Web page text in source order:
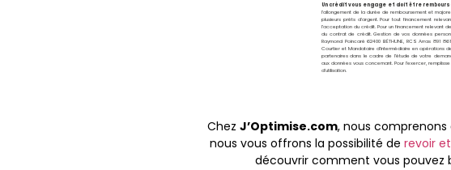
Un crédit vous engage et doit être
l’allongement de la durée de remboursement et
plusieurs prêts d’argent. Pour tout financement
l’acceptation du crédit. Pour un financement relevant
du contrat de crédit. Gestion de vos données
Raymond Poincaré 62400 BÉTHUNE, RCS Arras 891
Courtier et Mandataire d’intermédiaire en opérations
partenaires dans le cadre de l’étude de votre
aux données vous concernant. Pour l’exercer,
d’utilisation.
Chez J’Optimise.com, nous
nous vous offrons la possibilité de revoir
découvrir comment vous pouvez